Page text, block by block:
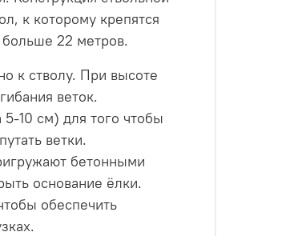
к которому крепятся
22 метров.
к стволу. При высоте
веток.
10 см) для того чтобы
ветки.
бетонными
основание ёлки.
обеспечить